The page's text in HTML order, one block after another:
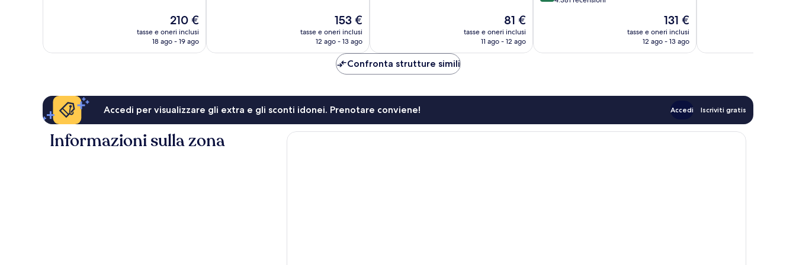
Il
prezzo
attuale
210 €
tasse e oneri inclusi
18 ago - 19 ago
Il
prezzo
attuale
153 €
153 €
tasse e oneri inclusi
12 ago - 13 ago
Il
prezzo
attuale
81 €
tasse e oneri inclusi
11 ago - 12 ago
Il
prezzo
attuale
131 €
tasse e oneri inclusi
12 ago - 13 ago
Confronta strutture simili
Accedi per visualizzare gli extra e gli sconti idonei. Prenotare conviene! Accedi Iscriviti gratis
Informazioni sulla zona